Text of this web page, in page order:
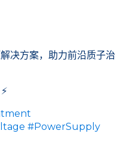
决方案，助力前沿质子治
⚡
#PowerSupply